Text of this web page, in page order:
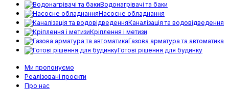
Водонагрівачі та баки
Насосне обладнання
Каналізація та водовідведення
Кріплення і метизи
Газова арматура та автоматика
Готові рішення для будинку
Ми пропонуємо
Реалізовані проєкти
Про нас